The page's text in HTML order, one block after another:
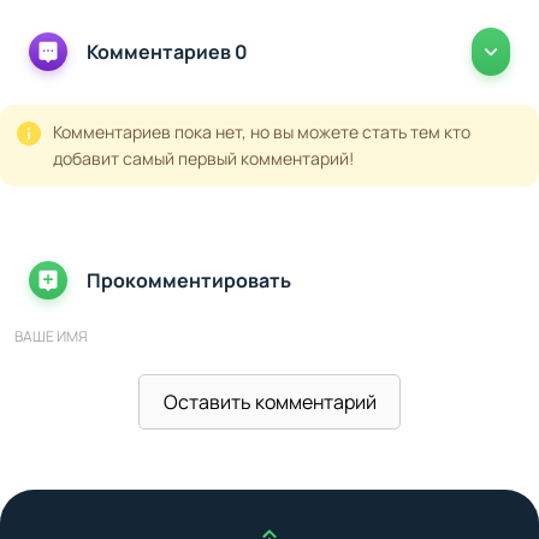
Комментариев 0
Комментариев пока нет, но вы можете стать тем кто
добавит самый первый комментарий!
Прокомментировать
ВАШЕ ИМЯ
Оставить комментарий